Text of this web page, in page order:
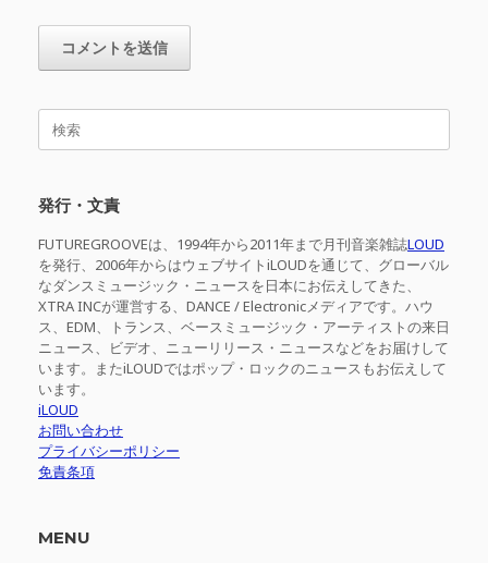
検
発行・文責
FUTUREGROOVEは、1994年から2011年まで月刊音楽雑誌LOUD
を発行、2006年からはウェブサイトiLOUDを通じて、グローバル
なダンスミュージック・ニュースを日本にお伝えしてきた、
XTRA INCが運営する、DANCE / Electronicメディアです。ハウ
ス、EDM、トランス、ベースミュージック・アーティストの来日
ニュース、ビデオ、ニューリリース・ニュースなどをお届けして
います。またiLOUDではポップ・ロックのニュースもお伝えして
います。
iLOUD
お問い合わせ
プライバシーポリシー
免責条項
MENU